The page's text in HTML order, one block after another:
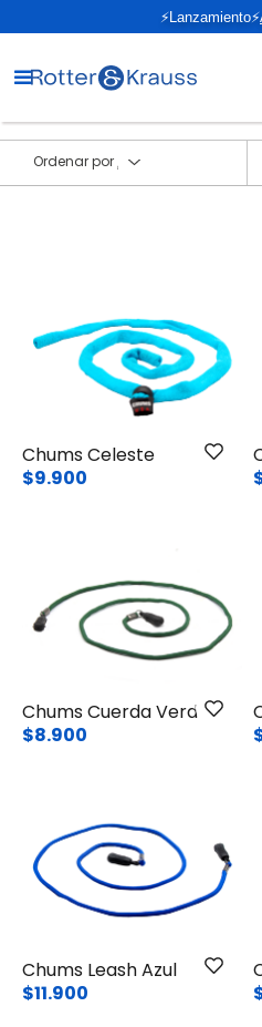
⚡Lanzamiento⚡
Ordenar por
Chums Celeste
$9.900
Chums Cuerda Verde
$8.900
Chums Leash Azul
$11.900